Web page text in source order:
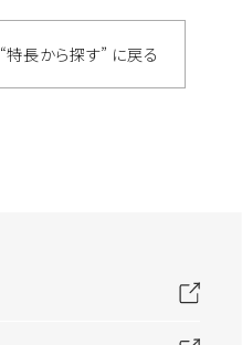
“特長から探す” に戻る